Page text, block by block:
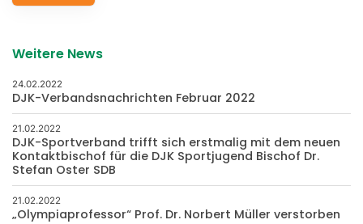
Weitere News
24.02.2022
DJK-Verbandsnachrichten Februar 2022
21.02.2022
DJK-Sportverband trifft sich erstmalig mit dem neuen
Kontaktbischof für die DJK Sportjugend Bischof Dr.
Stefan Oster SDB
21.02.2022
„Olympiaprofessor“ Prof. Dr. Norbert Müller verstorben